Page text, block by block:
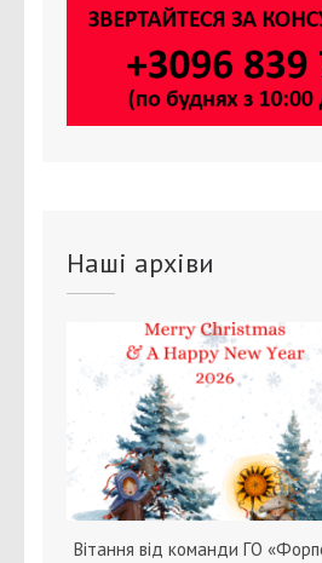
Наші архіви
Вітання від команди ГО